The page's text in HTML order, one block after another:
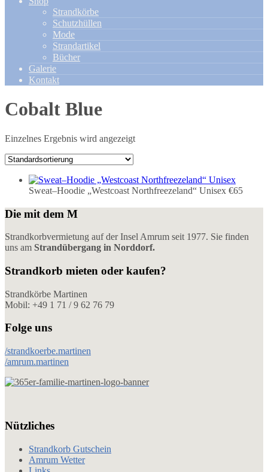
Strandkörbe
Schutzhüllen
Mode
Strandartikel
Bücher
Galerie
Kontakt
Cobalt Blue
Einzelnes Ergebnis wird angezeigt
Sweat–Hoodie „Westcoast Northfreezeland“ Unisex €65
Die mit dem M
Strandkorbvermietung auf der Insel Amrum seit 1977. Sie finden
uns am Strandübergang in Norddorf.
Strandkorb mieten oder kaufen?
Strandkörbe Martinen
Mobil: +49 1 71 / 9 62 76 79
Folge uns
/strandkoerbe.martinen
/amrum.martinen
Nützliches
Strandkorb Gutschein
Amrum Wetter